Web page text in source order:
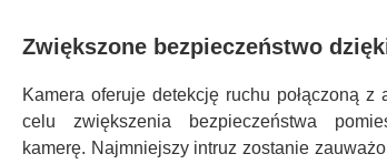
Zwiększone bezpieczeństwo
Kamera oferuje detekcję ruchu połączoną z
celu zwiększenia bezpieczeństwa
kamerę. Najmniejszy intruz zostanie